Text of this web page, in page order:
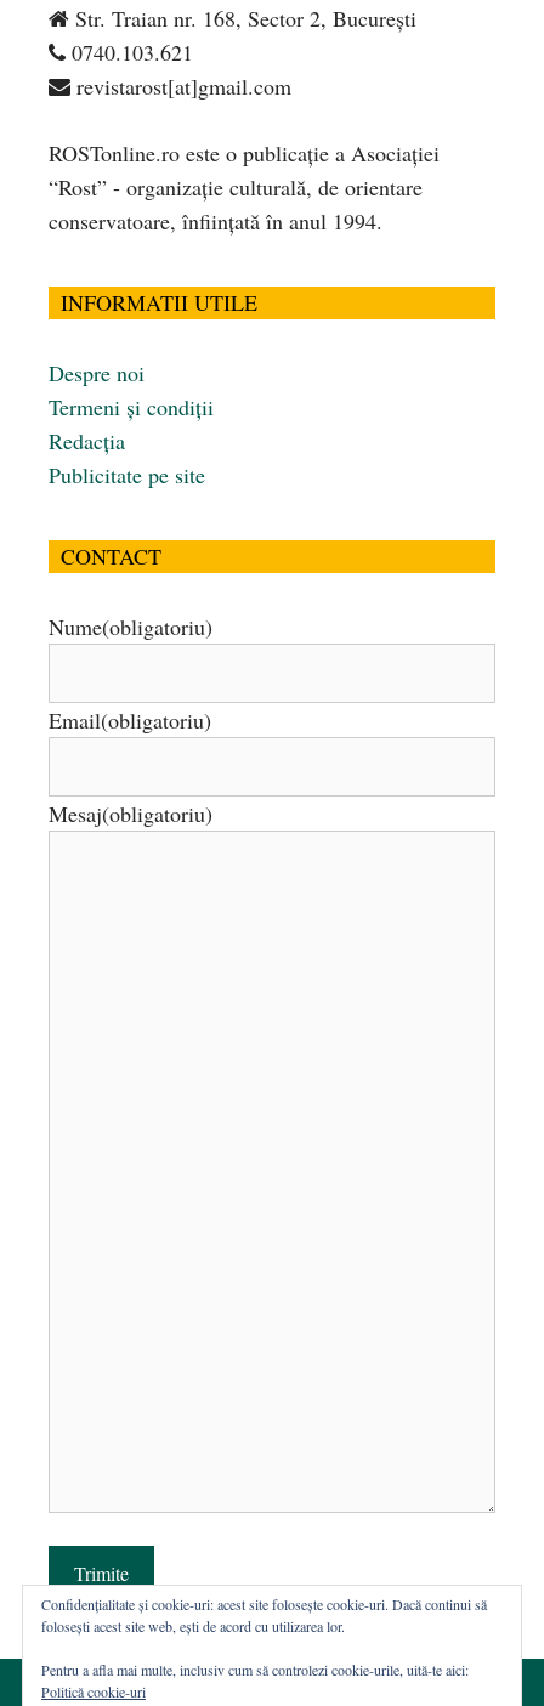
Str. Traian nr. 168, Sector 2, București
0740.103.621
revistarost[at]gmail.com
ROSTonline.ro este o publicaţie a Asociaţiei
“Rost” - organizaţie culturală, de orientare
conservatoare, înfiinţată în anul 1994.
INFORMATII UTILE
Despre noi
Termeni și condiții
Redacția
Publicitate pe site
CONTACT
Nume(obligatoriu)
Email(obligatoriu)
Mesaj(obligatoriu)
Trimite
Confidențialitate și cookie-uri: acest site folosește cookie-uri. Dacă continui să
folosești acest site web, ești de acord cu utilizarea lor.
Pentru a afla mai multe, inclusiv cum să controlezi cookie-urile, uită-te aici:
Politică cookie-uri